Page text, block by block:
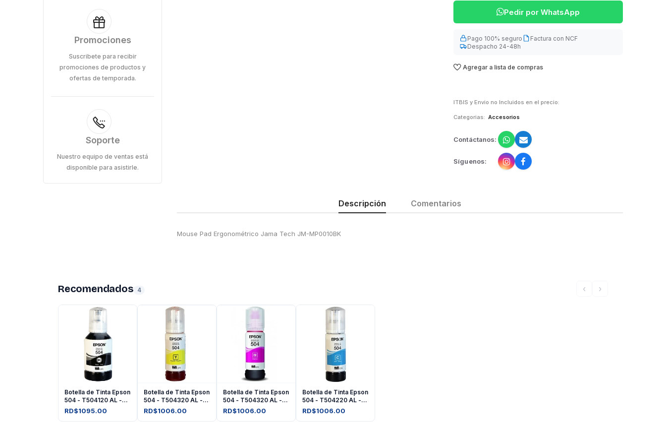
Pedir por WhatsApp
Pago 100% seguro
Factura con NCF
Despacho 24-48h
Agregar a lista de compras
ITBIS y Envio no Incluidos en el precio:
Categorias: Accesorios
Contáctanos:
Síguenos:
Descripción Comentarios
Mouse Pad Ergonométrico Jama Tech JM-MP0010BK
Promociones
Suscribete para recibir
promociones de productos y
ofertas de temporada.
Soporte
Nuestro equipo de ventas está
disponible para asistirle.
Recomendados 4 ‹ ›
Botella de Tinta Epson
504 - T504120 AL -
Negro
RD$1095.00
Botella de Tinta Epson
504 - T504320 AL -
Amarilla
RD$1006.00
Botella de Tinta Epson
504 - T504320 AL -
Magenta
RD$1006.00
Botella de Tinta Epson
504 - T504220 AL -
Cyan
RD$1006.00